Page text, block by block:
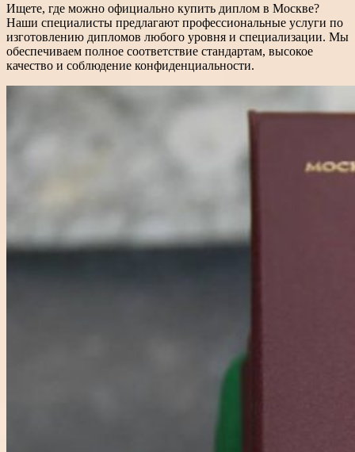
Ищете, где можно официально купить диплом в Москве?
Наши специалисты предлагают профессиональные услуги по
изготовлению дипломов любого уровня и специализации. Мы
обеспечиваем полное соответствие стандартам, высокое
качество и соблюдение конфиденциальности.